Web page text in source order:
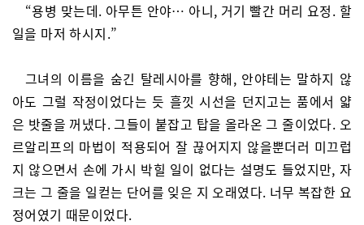
“용병 맞는데. 아무튼 안야… 아니, 거기 빨간 머리 요정. 할
일을 마저 하시지.”
그녀의 이름을 숨긴 탈레시아를 향해, 안야테는 말하지 않
아도 그럴 작정이었다는 듯 흘낏 시선을 던지고는 품에서 얇
은 밧줄을 꺼냈다. 그들이 붙잡고 탑을 올라온 그 줄이었다. 오
르알리프의 마법이 적용되어 잘 끊어지지 않을뿐더러 미끄럽
지 않으면서 손에 가시 박힐 일이 없다는 설명도 들었지만, 자
크는 그 줄을 일컫는 단어를 잊은 지 오래였다. 너무 복잡한 요
정어였기 때문이었다.